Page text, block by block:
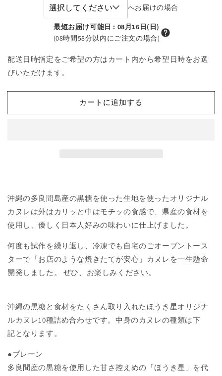
の
数
量
減
個
入
り
(冷
凍)
の
量
増
へお届けの場合
最短お届け可能日 : 08月16日(日)
(08時間58分以内にご注文の場合)
配送日時指定をご希望の方はカート内から希望日時をお選
びいただけます。
カートに追加する
沖縄の多良間島産の黒糖を使った生地を使ったオリジナル
カヌレは外はカリッと中はモチッの食感で、県産の食材を
使用し、優しく日本人好みの味わいに仕上げました。
何度も試作を繰り返し、冷凍でも自宅のごオーブントース
ターで「お店のような焼きたてが安心」カヌレを一生懸命
開発しました。 ぜひ、お楽しみください。
沖縄の黒糖と食材をたくさん取り入れたほうき星オリジナ
ルカヌレ10種詰め合わせです。中身のカヌレの種類は下
記となります。
●プレーン
多良間産の黒糖を使用した甘さ控えめの「ほうき星」を代